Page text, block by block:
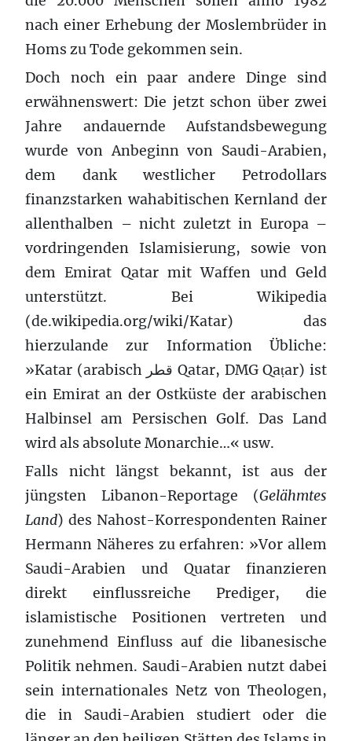
nach einer Erhebung der Moslembrüder in
Homs zu Tode gekommen sein.
Doch noch ein paar andere Dinge sind
erwähnenswert: Die jetzt schon über zwei
Jahre andauernde Aufstandsbewegung
wurde von Anbeginn von Saudi-Arabien,
dem dank westlicher Petrodollars
finanzstarken wahabitischen Kernland der
allenthalben – nicht zuletzt in Europa –
vordringenden Islamisierung, sowie von
dem Emirat Qatar mit Waffen und Geld
unterstützt. Bei Wikipedia
(de.wikipedia.org/wiki/Katar) das
hierzulande zur Information Übliche:
»Katar (arabisch ‏قطر‎ Qatar, DMG Qaṭar) ist
ein Emirat an der Ostküste der arabischen
Halbinsel am Persischen Golf. Das Land
wird als absolute Monarchie…« usw.
Falls nicht längst bekannt, ist aus der
jüngsten Libanon-Reportage (Gelähmtes
Land) des Nahost-Korrespondenten Rainer
Hermann Näheres zu erfahren: »Vor allem
Saudi-Arabien und Quatar finanzieren
direkt einflussreiche Prediger, die
islamistische Positionen vertreten und
zunehmend Einfluss auf die libanesische
Politik nehmen. Saudi-Arabien nutzt dabei
sein internationales Netz von Theologen,
die in Saudi-Arabien studiert oder die